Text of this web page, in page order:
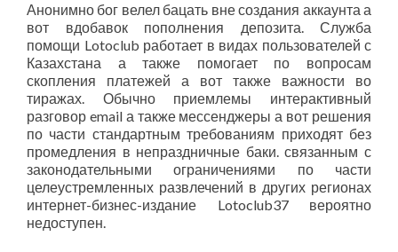
Анонимно бог велел бацать вне создания аккаунта а
вот вдобавок пополнения депозита. Служба
помощи Lotoclub работает в видах пользователей с
Казахстана а также помогает по вопросам
скопления платежей а вот также важности во
тиражах. Обычно приемлемы интерактивный
разговор email а также мессенджеры а вот решения
по части стандартным требованиям приходят без
промедления в непраздничные баки. связанным с
законодательными ограничениями по части
целеустремленных развлечений в других регионах
интернет-бизнес-издание Lotoclub37 вероятно
недоступен.